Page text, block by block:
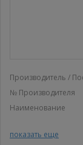
Производитель /
№ Производителя
Наименование
УПЛОТНЕНИЯ
показать еще